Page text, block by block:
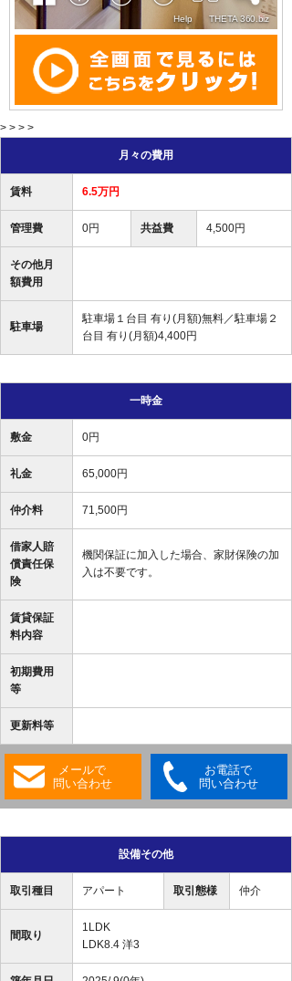
> > > >
月々の費用
賃料 6.5万円
管理費 0円 共益費 4,500円
その他月
額費用
駐車場
駐車場１台目 有り(月額)無料／駐車場２
台目 有り(月額)4,400円
一時金
敷金 0円
礼金 65,000円
仲介料 71,500円
借家人賠
償責任保
険
機関保証に加入した場合、家財保険の加
入は不要です。
賃貸保証
料内容
初期費用
等
更新料等
メールで
問い合わせ
お電話で
問い合わせ
設備その他
取引種目 アパート 取引態様 仲介
間取り
1LDK
LDK8.4 洋3